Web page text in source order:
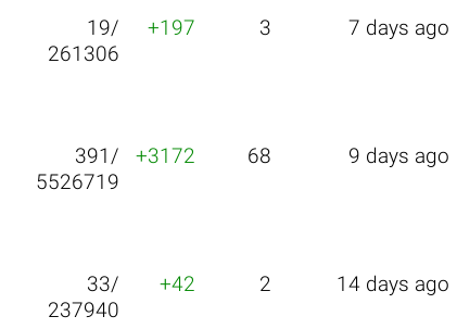
19/
261306
+197 3 7 days ago
391/
5526719
+3172 68 9 days ago
33/
237940
+42 2 14 days ago